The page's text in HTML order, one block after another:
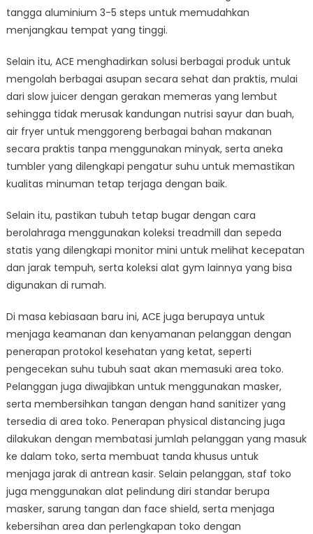
tangga aluminium 3-5 steps untuk memudahkan
menjangkau tempat yang tinggi.
Selain itu, ACE menghadirkan solusi berbagai produk untuk
mengolah berbagai asupan secara sehat dan praktis, mulai
dari slow juicer dengan gerakan memeras yang lembut
sehingga tidak merusak kandungan nutrisi sayur dan buah,
air fryer untuk menggoreng berbagai bahan makanan
secara praktis tanpa menggunakan minyak, serta aneka
tumbler yang dilengkapi pengatur suhu untuk memastikan
kualitas minuman tetap terjaga dengan baik.
Selain itu, pastikan tubuh tetap bugar dengan cara
berolahraga menggunakan koleksi treadmill dan sepeda
statis yang dilengkapi monitor mini untuk melihat kecepatan
dan jarak tempuh, serta koleksi alat gym lainnya yang bisa
digunakan di rumah.
Di masa kebiasaan baru ini, ACE juga berupaya untuk
menjaga keamanan dan kenyamanan pelanggan dengan
penerapan protokol kesehatan yang ketat, seperti
pengecekan suhu tubuh saat akan memasuki area toko.
Pelanggan juga diwajibkan untuk menggunakan masker,
serta membersihkan tangan dengan hand sanitizer yang
tersedia di area toko. Penerapan physical distancing juga
dilakukan dengan membatasi jumlah pelanggan yang masuk
ke dalam toko, serta membuat tanda khusus untuk
menjaga jarak di antrean kasir. Selain pelanggan, staf toko
juga menggunakan alat pelindung diri standar berupa
masker, sarung tangan dan face shield, serta menjaga
kebersihan area dan perlengkapan toko dengan